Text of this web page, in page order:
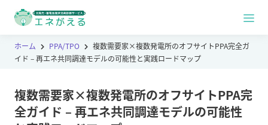
ホーム PPA/TPO
複数需要家×複数発電所のオフサイトPPA完全ガ
イド – 再エネ共同調達モデルの可能性と実践ロードマップ
複数需要家×複数発電所のオフサイトPPA完
全ガイド – 再エネ共同調達モデルの可能性